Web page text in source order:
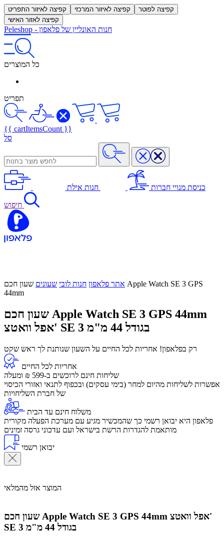
קפיצה לאיזור התפריט קפיצה לאיזור המרכזי
קפיצה לפוטר
קפיצה לאזור האישי
Peleshop - חנות האונליין של פלאפון
כל המוצרים
תפריט
{{ cartItemsCount }}
סל
כניסת מנויי חברות חנות אילת
חיפוש
אתר פלאפון חנות לובי שעונים שעון חכם Apple Watch SE 3 GPS
44mm
שעון חכם Apple Watch SE 3 GPS 44mm
אפל וואטצ' SE 3 בגודל 44 מ"מ
רק בפלאפון! אחריות לכל החיים על השעון שנותנת לך ראש שקט
אחריות לכל החיים
שליחות חינם לרוכשים ב-599 ₪ ומעלה
​אפשרות לשליחות מהיום למחר (בימי עסקים) ובכפוף לתנאי ואזורי הכיסוי
של חברת השליחויות
משלוח חינם עד הבית
פלאפון היא יבואן רשמי כך שהמכשיר מגיע עם מערכת הפעלה מקורית
מותאמת להגדרות הרשת בישראל ועם עדכוני גרסה זמינים
יבואן רשמי
המוצר אזל מהמלאי
שעון חכם Apple Watch SE 3 GPS 44mm אפל וואטצ'
SE 3 בגודל 44 מ"מ